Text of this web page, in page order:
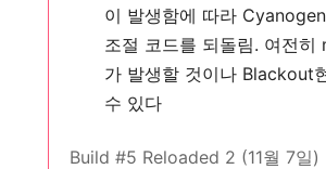
이 발생함에 따라
조절 코드를 되돌림. 여전히
가 발생할 것이나 Blackout
수 있다
Build #5 Reloaded 2 (11월 7일)